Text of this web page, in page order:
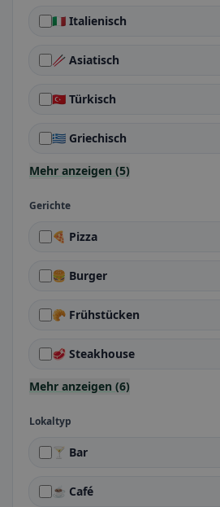
🇮🇹 Italienisch
🥢 Asiatisch
🇹🇷 Türkisch
🇬🇷 Griechisch
Mehr anzeigen (5)
Gerichte
🍕 Pizza
🍔 Burger
🥐 Frühstücken
🥩 Steakhouse
Mehr anzeigen (6)
Lokaltyp
🍸 Bar
☕ Café